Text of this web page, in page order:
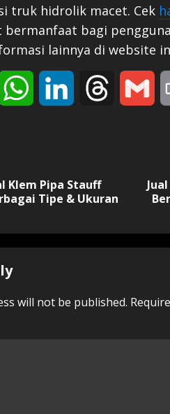
truk hidrolik macet. Cek
bermanfaat bagi
lainnya di website
WhatsAppLinkedIn Threads
post:
Klem Pipa Stauff
Tipe & Ukuran
Next
post:
will not be published.